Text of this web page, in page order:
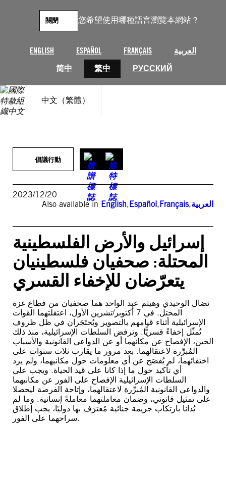
您希望使用哪種語言瀏覽本網站？
ENGLISH ESPAÑOL FRANÇAIS
العربية
简中
繁中 РУССКИЙ
關閉
中文（繁體）
倡議行動
2023/12/20
Also available in English,Español,Français,العربية
إسرائيل والأرض الفلسطينية
المحتلة: صحفيان فلسطينيان
يتعرّضان للإخفاء القسري
نضال الوحيدي وهيثم عبد الواحد هما صحفيان من قطاع غزة
المحتل. في 7 أكتوبر/تشرين الأول، اعتقلتهما القوات
الإسرائيلية أثناء قيامهم بالتصوير ويُحتَجَزان في ظل ظروف
تُمثّل إخفاءً قسريًّا. وترفض السلطات الإسرائيلية، منذ ذلك
الحين، الإفصاح عن مكانهما أو عن الدواعي القانونية والأسباب
المُبرِّرة لاعتقالهما. بعد مرور ما يقارب ثلاث سنوات على
اختفائهما، لم يُفصَح عن أي معلومات حول مكانيهما، ولم يرد
أي تأكيد حول ما إذا كانا على قيد الحياة. ويجب على
السلطات الإسرائيلية الإفصاح على الفور عن مكانيهما
والدواعي القانونية المُبرِّرة لاعتقالهما، وإتاحة الفرصة ليحصلا
على تمثيل قانوني، وضمان معاملتهما معاملةً إنسانية. وما لم
يُدانا بارتكاب جريمة جنائية مُعترَف بها دوليًا، يجب إطلاق
سراحهما على الفور.